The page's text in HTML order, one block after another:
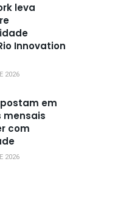
leva
Innovation
2026
em
mensais
com
2026